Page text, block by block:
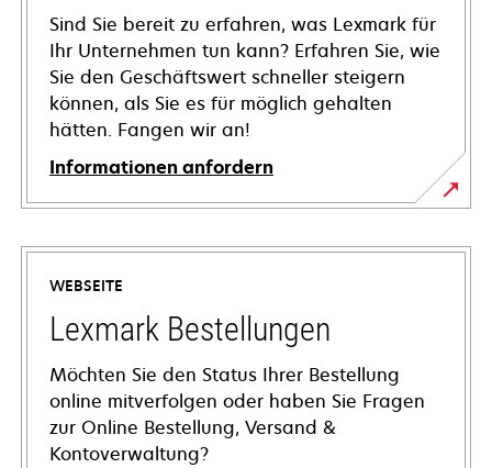
Sind Sie bereit zu erfahren, was Lexmark für
Ihr Unternehmen tun kann? Erfahren Sie, wie
Sie den Geschäftswert schneller steigern
können, als Sie es für möglich gehalten
hätten. Fangen wir an!
Informationen anfordern
WEBSEITE
Lexmark Bestellungen
Möchten Sie den Status Ihrer Bestellung
online mitverfolgen oder haben Sie Fragen
zur Online Bestellung, Versand &
Kontoverwaltung?